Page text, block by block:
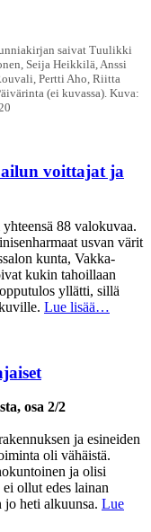
saivat Tuulikki
Seija Heikkilä, Anssi
Pertti Aho, Riitta
(ei kuvassa). Kuva:
voittajat ja
88 valokuvaa.
usvan värit
kunta, Vakka-
kukin tahoillaan
yllätti, sillä
Lue lisää…
osa 2/2
ja esineiden
oli vähäistä.
ja olisi
ollut edes lainan
heti alkuunsa. Lue